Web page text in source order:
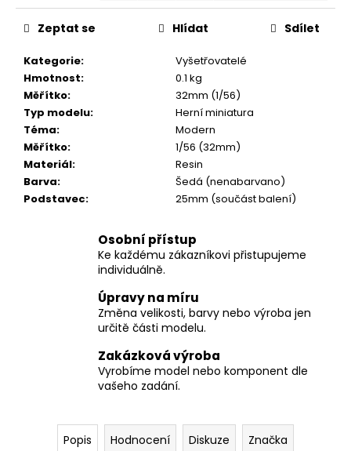
Kategorie:
Vyšetřovatelé
Hmotnost:
0.1 kg
Měřítko:
32mm (1/56)
Typ modelu:
Herní miniatura
Téma:
Modern
Měřítko:
1/56 (32mm)
Materiál:
Resin
Barva:
Šedá (nenabarvano)
Podstavec: 25mm (součást balení)
Zeptat se Hlídat Sdílet
Osobní přístup
Ke každému zákazníkovi přistupujeme
individuálně.
Úpravy na míru
Změna velikosti, barvy nebo výroba jen
určitě části modelu.
Zakázková výroba
Vyrobíme model nebo komponent dle
vašeho zadání.
Popis Hodnocení Diskuze
Značka